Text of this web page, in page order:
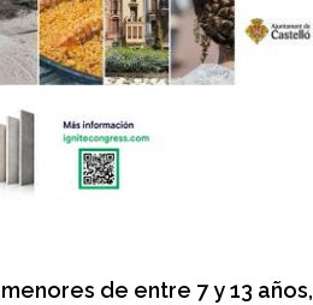
de entre 7 y 13 años,